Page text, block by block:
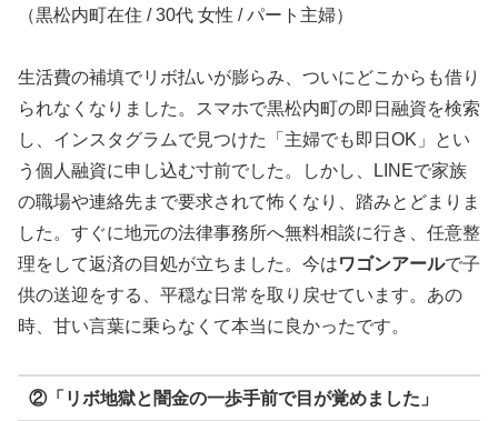
（黒松内町在住 / 30代 女性 / パート主婦）
生活費の補填でリボ払いが膨らみ、ついにどこからも借り
られなくなりました。スマホで黒松内町の即日融資を検索
し、インスタグラムで見つけた「主婦でも即日OK」とい
う個人融資に申し込む寸前でした。しかし、LINEで家族
の職場や連絡先まで要求されて怖くなり、踏みとどまりま
した。すぐに地元の法律事務所へ無料相談に行き、任意整
理をして返済の目処が立ちました。今はワゴンアールで子
供の送迎をする、平穏な日常を取り戻せています。あの
時、甘い言葉に乗らなくて本当に良かったです。
②「リボ地獄と闇金の一歩手前で目が覚めました」